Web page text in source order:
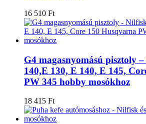
16 510 Ft
G4 magasnyomású pisztoly
140,E 130, E 140, E 145,
PW 345 hobby mosókhoz
18 415 Ft